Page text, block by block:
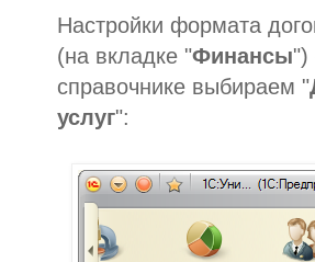
Настройки формата
(на вкладке "Финансы")
справочнике выбираем "
услуг":